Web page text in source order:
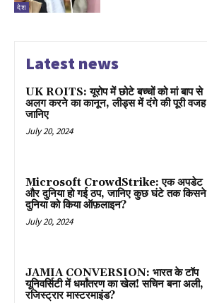
देश
Latest news
UK ROITS: यूरोप में छोटे बच्चों को मां बाप से
अलग करने का कानून, लीड्स में दंगे की पूरी वजह
जानिए
July 20, 2024
Microsoft CrowdStrike: एक अपडेट
और दुनिया हो गई ठप, जानिए कुछ घंटे तक किसने
दुनिया को किया ऑफ़लाइन?
July 20, 2024
JAMIA CONVERSION: भारत के टॉप
यूनिवर्सिटी में धर्मांतरण का खेल! सचिन बना अली,
रजिस्ट्रार मास्टरमाइंड?